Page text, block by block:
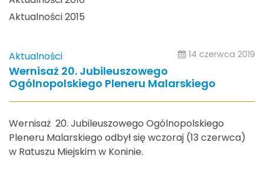
Aktualności 2015
Aktualności 14 czerwca 2019
Wernisaż 20. Jubileuszowego
Ogólnopolskiego Pleneru Malarskiego
Wernisaż 20. Jubileuszowego Ogólnopolskiego
Pleneru Malarskiego odbył się wczoraj (13 czerwca)
w Ratuszu Miejskim w Koninie.